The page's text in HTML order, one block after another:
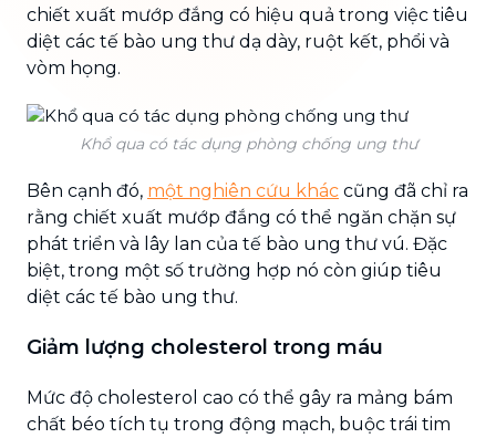
chiết xuất mướp đắng có hiệu quả trong việc tiêu
diệt các tế bào ung thư dạ dày, ruột kết, phổi và
vòm họng.
Khổ qua có tác dụng phòng chống ung thư
Bên cạnh đó, một nghiên cứu khác cũng đã chỉ ra
rằng chiết xuất mướp đắng có thể ngăn chặn sự
phát triển và lây lan của tế bào ung thư vú. Đặc
biệt, trong một số trường hợp nó còn giúp tiêu
diệt các tế bào ung thư.
Giảm lượng cholesterol trong máu
Mức độ cholesterol cao có thể gây ra mảng bám
chất béo tích tụ trong động mạch, buộc trái tim